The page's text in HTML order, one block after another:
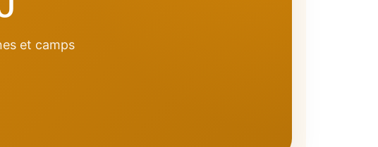
et camps